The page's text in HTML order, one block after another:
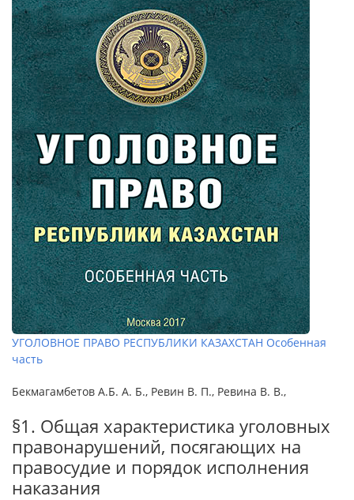
УГОЛОВНОЕ ПРАВО РЕСПУБЛИКИ КАЗАХСТАН Особенная
часть
Бекмагамбетов А.Б. А. Б., Ревин В. П., Ревина В. В.,
§1. Общая характеристика уголовных
правонарушений, посягающих на
правосудие и порядок исполнения
наказания